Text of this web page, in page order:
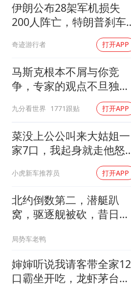
伊朗公布28架军机损失
200人阵亡，特朗普刹车
奇迹游行者 打开APP
马斯克根本不屑与你竞
争，专家的观点不旦独到
九分看世界 1771跟贴 打开APP
菜没上公公叫来大姑姐一
家7口，我起身就走他怒
喊：1万3账单谁付
小虎新车推荐员 打开APP
北约倒数第二，潜艇趴
窝，驱逐舰被砍，昔日的
局势车老鸭
婶婶听说我请客带全家12
口霸坐开吃，龙虾茅台点